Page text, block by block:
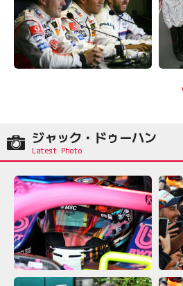
ジャック・ドゥーハン